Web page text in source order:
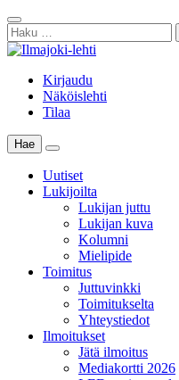
Skip
to
content
Sulje
haku
Haku:
Kirjaudu
Näköislehti
Tilaa
Hae
Main
Menu
Uutiset
Lukijoilta
Lukijan juttu
Lukijan kuva
Kolumni
Mielipide
Toimitus
Juttuvinkki
Toimitukselta
Yhteystiedot
Ilmoitukset
Jätä ilmoitus
Mediakortti 2026